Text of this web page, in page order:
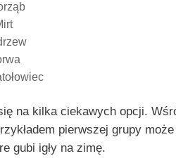
na kilka ciekawych opcji.
pierwszej grupy
gubi igły na zimę.